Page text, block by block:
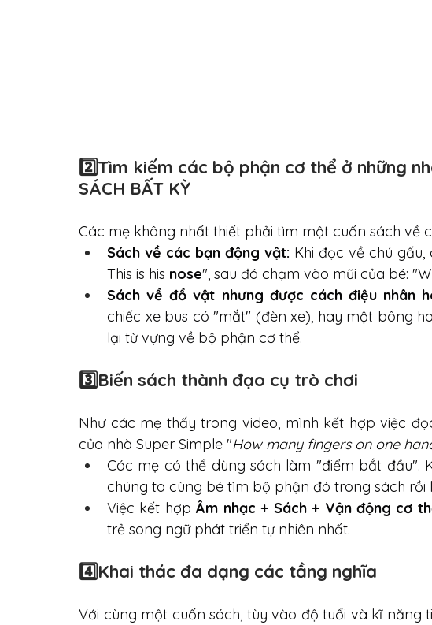
2️⃣Tìm kiếm các bộ phận cơ thể ở những
SÁCH BẤT KỲ
Các mẹ không nhất thiết phải tìm một cuốn sách về
Sách về các bạn động vật: Khi đọc về chú
This is his nose", sau đó chạm vào mũi của bé:
Sách về đồ vật nhưng được cách điệu nhân
chiếc xe bus có "mắt" (đèn xe), hay một bông
lại từ vựng về bộ phận cơ thể.
3️⃣Biến sách thành đạo cụ trò chơi
Như các mẹ thấy trong video, mình kết hợp việc
của nhà Super Simple "How many fingers on one
Các mẹ có thể dùng sách làm "điểm bắt đầu".
chúng ta cùng bé tìm bộ phận đó trong sách rồi
Việc kết hợp Âm nhạc + Sách + Vận động cơ
trẻ song ngữ phát triển tự nhiên nhất.
4️⃣Khai thác đa dạng các tầng nghĩa
Với cùng một cuốn sách, tùy vào độ tuổi và kĩ năng